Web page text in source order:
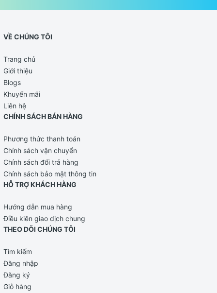
VỀ CHÚNG TÔI
Trang chủ
Giới thiệu
Blogs
Khuyến mãi
Liên hệ
CHÍNH SÁCH BÁN HÀNG
Phương thức thanh toán
Chính sách vận chuyển
Chính sách đổi trả hàng
Chính sách bảo mật thông tin
HỖ TRỢ KHÁCH HÀNG
Hướng dẫn mua hàng
Điều kiên giao dịch chung
THEO DÕI CHÚNG TÔI
Tìm kiếm
Đăng nhập
Đăng ký
Giỏ hàng